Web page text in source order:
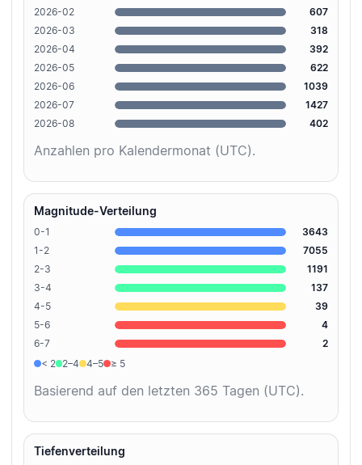
2026-02
607
2026-03
318
2026-04
392
2026-05
622
2026-06
1039
2026-07
1427
2026-08
402
Anzahlen pro Kalendermonat (UTC).
Magnitude-Verteilung
0-1
3643
1-2
7055
2-3
1191
3-4
137
4-5
39
5-6
4
6-7
2
< 2
2–4 4–5 ≥ 5
Basierend auf den letzten 365 Tagen (UTC).
Tiefenverteilung